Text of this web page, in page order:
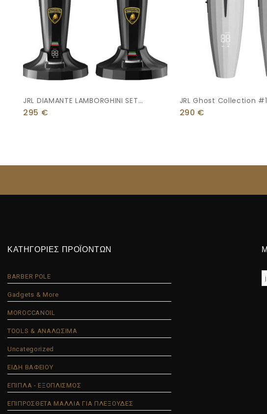
JRL DIAMANTE LAMBORGHINI SET
BLACK
295 €
JRL Ghost Collection #1
TRIMMER Λευκό
290 €
ΚΑΤΗΓΟΡΙΕΣ ΠΡΟΪΟΝΤΩΝ
BARBER POLE
Gadgets & More
MOROCCANOIL
TOOLS & ΑΝΑΛΩΣΙΜΑ
Uncategorized
ΕΙΔΗ ΒΑΦΕΙΟΥ
ΕΠΙΠΛΑ - ΕΞΟΠΛΙΣΜΟΣ
ΕΠΙΠΡΟΣΘΕΤΑ ΜΑΛΛΙΑ ΓΙΑ ΠΛΕΞΟΥΔΕΣ